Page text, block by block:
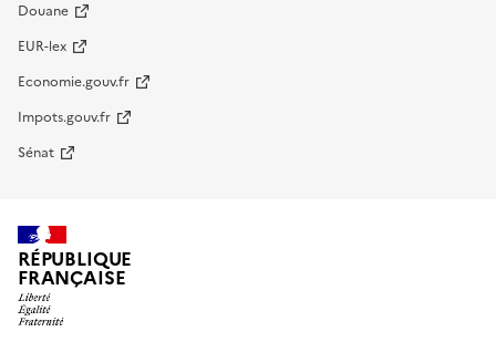
Douane
EUR-lex
Economie.gouv.fr
Impots.gouv.fr
Sénat
RÉPUBLIQUE
FRANÇAISE